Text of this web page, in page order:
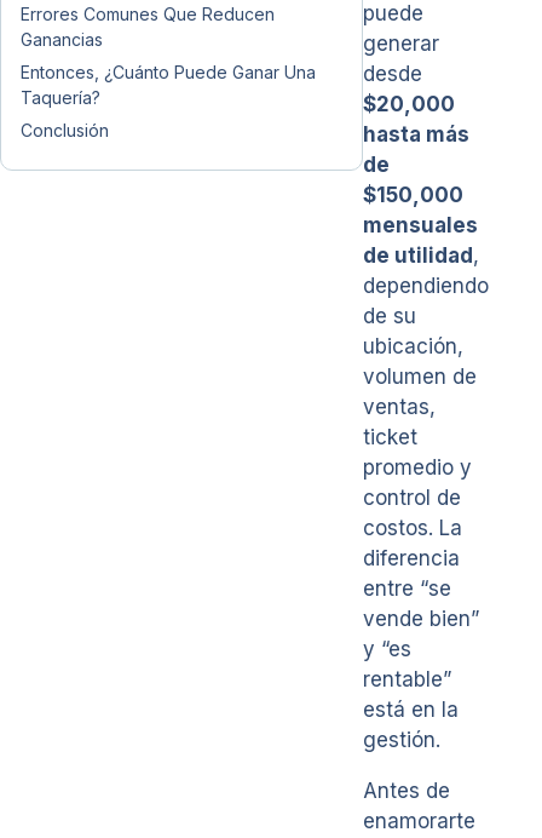
Errores Comunes Que Reducen
Ganancias
Entonces, ¿Cuánto Puede Ganar Una
Taquería?
Conclusión
puede
generar
desde
$20,000
hasta más
de
$150,000
mensuales
de utilidad ,
dependiendo
de su
ubicación,
volumen de
ventas,
ticket
promedio y
control de
costos. La
diferencia
entre “se
vende bien”
y “es
rentable”
está en la
gestión.
Antes de
enamorarte